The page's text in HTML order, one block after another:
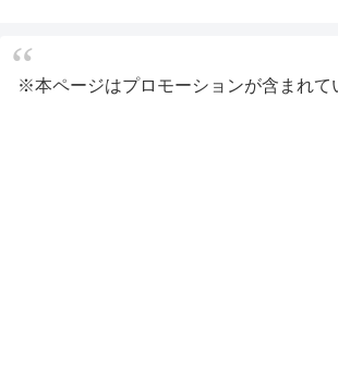
※本ページはプロモーションが含まれて